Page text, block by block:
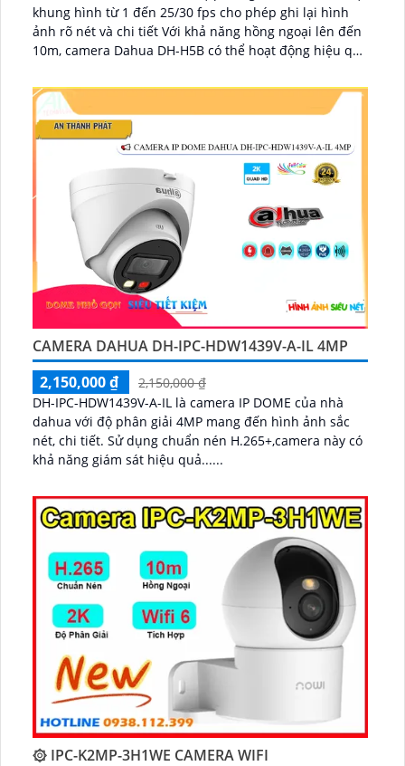
khung hình từ 1 đến 25/30 fps cho phép ghi lại hình
ảnh rõ nét và chi tiết Với khả năng hồng ngoại lên đến
10m, camera Dahua DH-H5B có thể hoạt động hiệu quả
camera Dahua DH-H5B hỗ trợ đàm thoại 2 chiều to rõ
camera còn có chế độ riêng tư để bảo vệ quyền riêng
tư của người dùng....
CAMERA DAHUA DH-IPC-HDW1439V-A-IL 4MP
2,150,000 ₫
2,150,000 ₫
DH-IPC-HDW1439V-A-IL là camera IP DOME của nhà
dahua với độ phân giải 4MP mang đến hình ảnh sắc
nét, chi tiết. Sử dụng chuẩn nén H.265+,camera này có
khả năng giám sát hiệu quả......
۞ IPC-K2MP-3H1WE CAMERA WIFI